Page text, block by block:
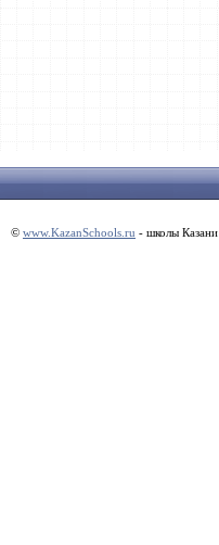
© www.KazanSchools.ru - школы Казани